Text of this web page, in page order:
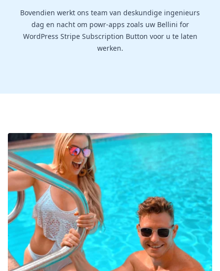
Bovendien werkt ons team van deskundige ingenieurs
dag en nacht om powr-apps zoals uw Bellini for
WordPress Stripe Subscription Button voor u te laten
werken.